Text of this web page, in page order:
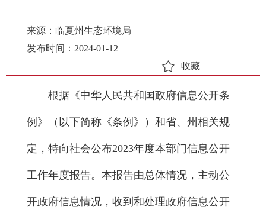
来源：临夏州生态环境局
发布时间：2024-01-12
收藏
根据《中华人民共和国政府信息公开条
例》（以下简称《条例》）和省、州相关规
定，特向社会公布2023年度本部门信息公开
工作年度报告。本报告由总体情况，主动公
开政府信息情况，收到和处理政府信息公开